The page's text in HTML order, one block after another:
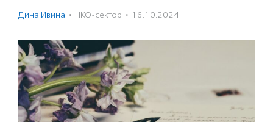
Дина Ивина · НКО-сектор · 16.10.2024